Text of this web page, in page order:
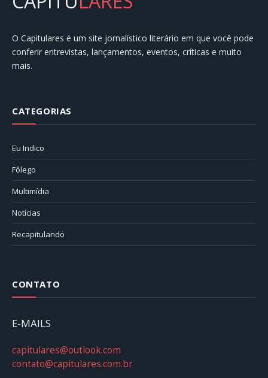
O Capitulares é um site jornalístico literário em que você pode
conferir entrevistas, lançamentos, eventos, críticas e muito
mais.
CATEGORIAS
Eu Indico
Fôlego
Multimídia
Notícias
Recapitulando
CONTATO
E-MAILS
capitulares@outlook.com
contato@capitulares.com.br